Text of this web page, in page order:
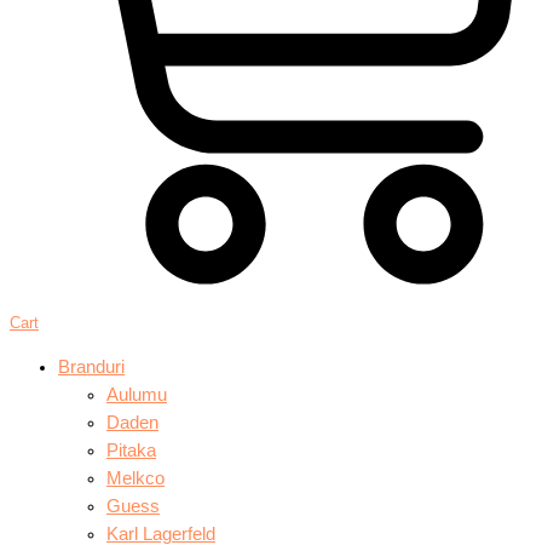
Cart
Branduri
Aulumu
Daden
Pitaka
Melkco
Guess
Karl Lagerfeld